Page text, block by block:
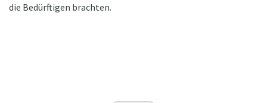
die Bedürftigen brachten.